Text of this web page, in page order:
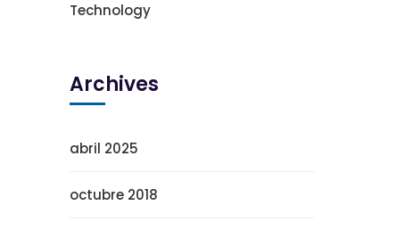
Technology
Archives
abril 2025
octubre 2018